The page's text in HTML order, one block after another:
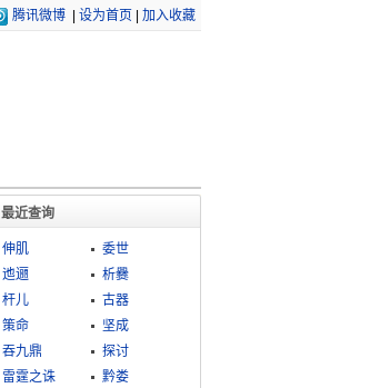
腾讯微博 设为首页 加入收藏
最近查询
伸肌
委世
迆逦
析爨
杆儿
古器
策命
坚成
吞九鼎
探讨
雷霆之诛
黔娄